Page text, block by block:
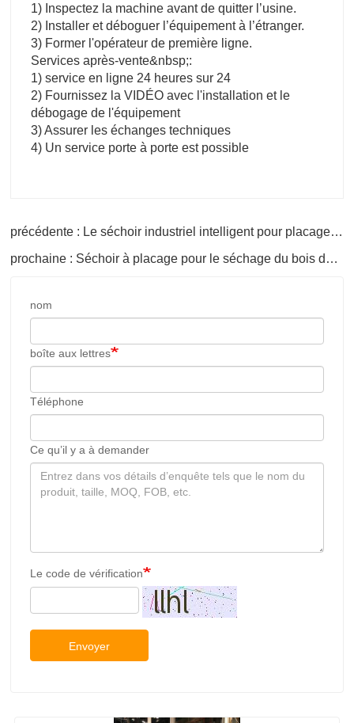
1) Inspectez la machine avant de quitter l’usine.
2) Installer et déboguer l’équipement à l’étranger.
3) Former l'opérateur de première ligne.
Services après-vente&nbsp;:
1) service en ligne 24 heures sur 24
2) Fournissez la VIDÉO avec l'installation et le
débogage de l'équipement
3) Assurer les échanges techniques
4) Un service porte à porte est possible
précédente : Le séchoir industriel intelligent pour placages de bois
prochaine : Séchoir à placage pour le séchage du bois de meubles respectueux de l'environnement
nom
boîte aux lettres
Téléphone
Ce qu’il y a à demander
Le code de vérification
Envoyer